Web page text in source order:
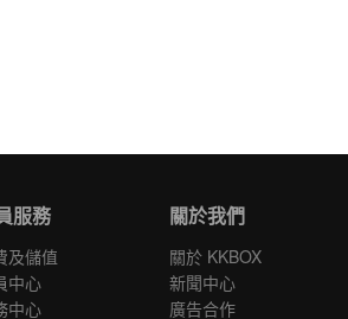
服務
及儲值
中心
中心
關於我們
關於 KKBOX
新聞中心
廣告合作